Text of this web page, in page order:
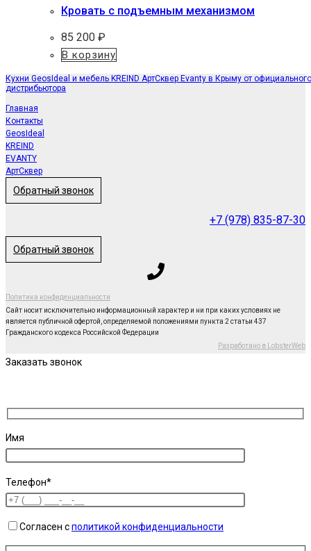
Кровать с подъемным механизмом
85 200 ₽
В корзину
Кухни GeosIdeal и мебель KREIND АртСквер Evanty в Крыму от официального
дистрибьютора
Главная
Контакты
GeosIdeal
KREIND
EVANTY
АртСквер
Обратный звонок
+7 (978) 835-87-30
Обратный звонок
Политика конфиденциальности
Сайт носит исключительно информационный характер и ни при каких условиях не
является публичной офертой, определяемой положениями пункта 2 статьи 437
Гражданского кодекса Российской Федерации
Разработано в LobsterWeb
Заказать звонок
Имя
Телефон*
Согласен сполитикой конфиденциальности